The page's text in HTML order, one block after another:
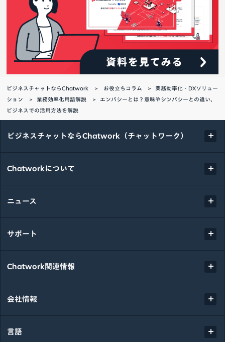
ビジネスチャットならChatwork お役立ちコラム
業務効率化・DXソリュー
ション
業務効率化用語解説
エンパシーとは？意味やシンパシーとの違い、
ビジネスでの活用方法を解説
ビジネスチャットならChatwork（チャットワーク）
Chatworkについて
ニュース
サポート
Chatwork関連情報
会社情報
言語